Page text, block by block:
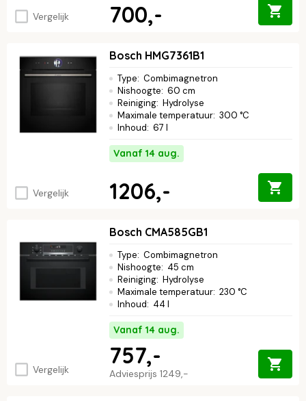
Vergelijk 700,-
Vergelijk
Bosch HMG7361B1
Type: Combimagnetron
Nishoogte: 60 cm
Reiniging: Hydrolyse
Maximale temperatuur: 300 °C
Inhoud: 67 l
Vanaf 14 aug.
1206,-
Vergelijk
Bosch CMA585GB1
Type: Combimagnetron
Nishoogte: 45 cm
Reiniging: Hydrolyse
Maximale temperatuur: 230 °C
Inhoud: 44 l
Vanaf 14 aug.
Adviesprijs 1249,-
757,-